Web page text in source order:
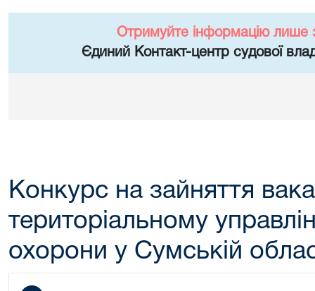
Отримуйте інформацію лише
Єдиний Контакт-центр судової
Конкурс на зайняття
територіальному
охорони у Сумській